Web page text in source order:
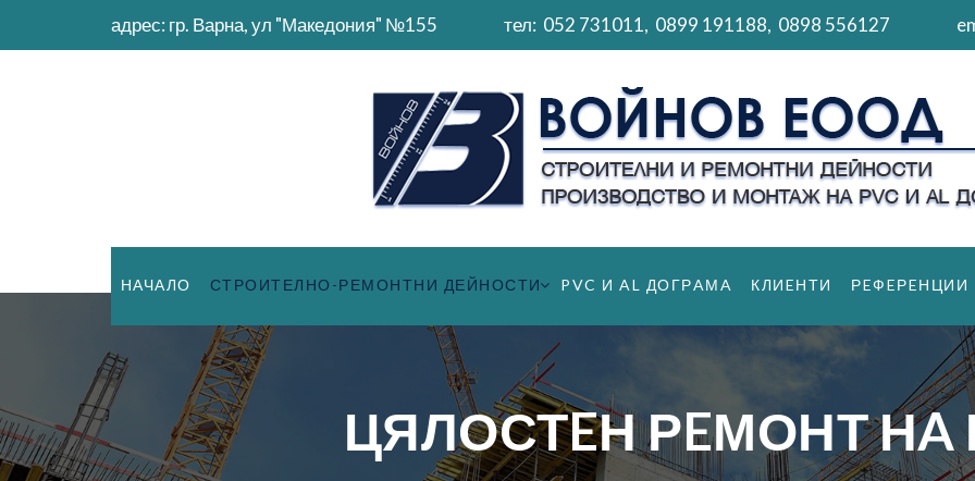
адрес: гр. Варна, ул "Македония" №155 тел: 052 731011, 0899 191188, 0898 556127
НАЧАЛО СТРОИТЕЛНО-РЕМОНТНИ ДЕЙНОСТИ PVC И AL ДОГРAМA КЛИEНТИ РEФEРEНЦИИ
ЦЯЛОСТEН РEМОНТ НA